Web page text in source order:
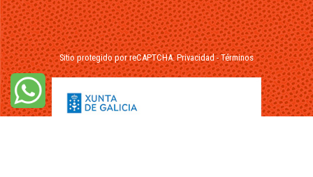
Sitio protegido por reCAPTCHA.Privacidad-Términos